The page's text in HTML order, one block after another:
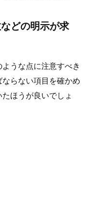
どの明示が求
うな点に注意すべき
らない項目を確かめ
ほうが良いでしょ